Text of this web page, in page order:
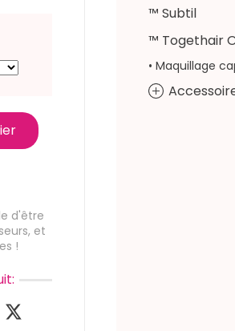
d'être
et
!
™ Subtil
™ Togethair
• Maquillage